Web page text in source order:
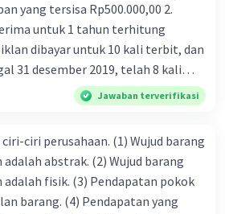
untuk 1 tahun terhitung
31 desember 2019, telah 8 kali
untuk periode berjalan sebesar
di atas, pencatatan jurnal pembalik
Jawaban terverifikasi
ciri perusahaan. (1) Wujud barang
abstrak. (2) Wujud barang
fisik. (3) Pendapatan pokok
barang. (4) Pendapatan yang